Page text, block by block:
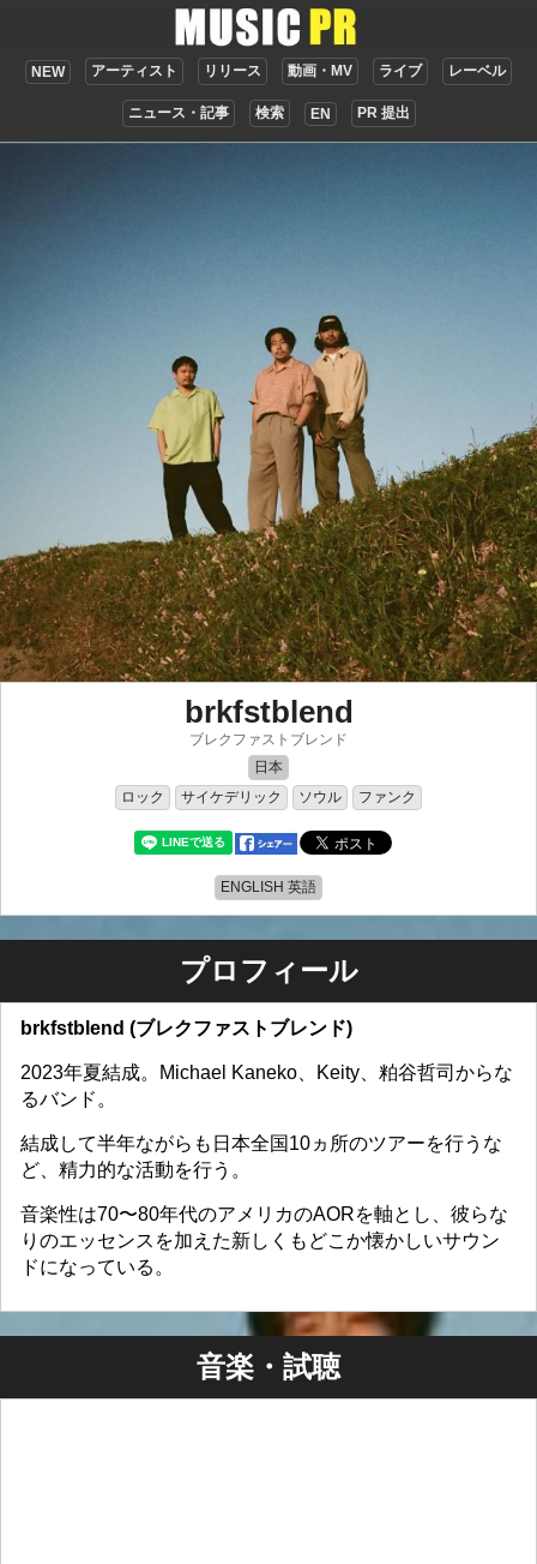
NEW アーティスト リリース 動画・MV ライブ レーベル
ニュース・記事 検索 EN PR 提出
brkfstblend
ブレクファストブレンド
日本
ロック
サイケデリック ソウル ファンク
ENGLISH 英語
プロフィール
brkfstblend (ブレクファストブレンド)
2023年夏結成。Michael Kaneko、Keity、粕谷哲司からな
るバンド。
結成して半年ながらも日本全国10ヵ所のツアーを行うな
ど、精力的な活動を行う。
音楽性は70〜80年代のアメリカのAORを軸とし、彼らな
りのエッセンスを加えた新しくもどこか懐かしいサウン
ドになっている。
音楽・試聴